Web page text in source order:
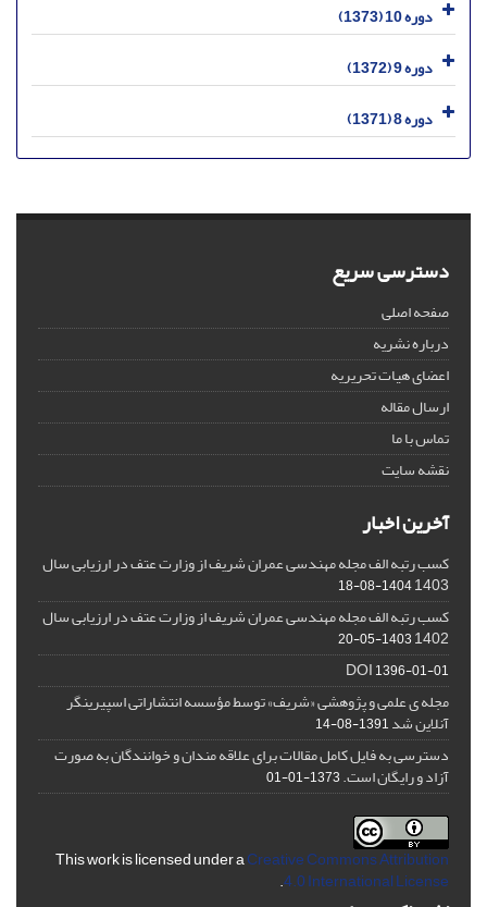
دوره 10 (1373)
دوره 9 (1372)
دوره 8 (1371)
دسترسی سریع
صفحه اصلی
درباره نشریه
اعضای هیات تحریریه
ارسال مقاله
تماس با ما
نقشه سایت
آخرین اخبار
کسب رتبه الف مجله مهندسی عمران شریف از وزارت عتف در ارزیابی سال
1403
1404-08-18
کسب رتبه الف مجله مهندسی عمران شریف از وزارت عتف در ارزیابی سال
1402
1403-05-20
DOI1396-01-01
مجله ی علمی و پژوهشی «شریف» توسط مؤسسه انتشاراتی اسپیرینگر
آنلاین شد1391-08-14
دسترسی به فایل کامل مقالات برای علاقه مندان و خوانندگان به صورت
آزاد و رایگان است.1373-01-01
This work is licensed under aCreative Commons Attribution
4.0 International License
.